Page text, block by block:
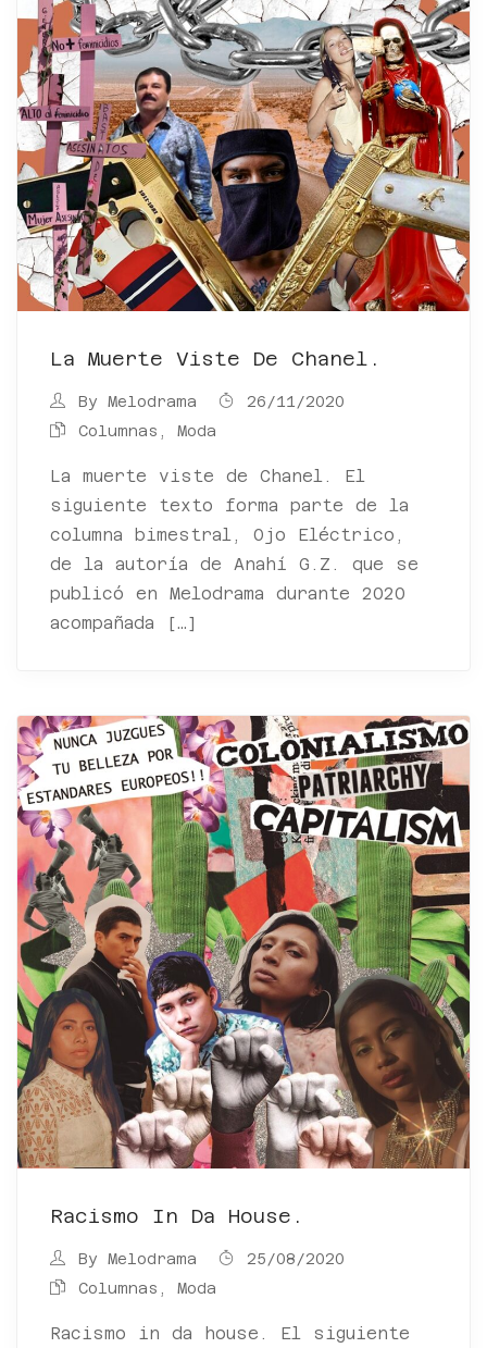
La Muerte Viste De Chanel.
By Melodrama
26/11/2020
Columnas , Moda
La muerte viste de Chanel. El
siguiente texto forma parte de la
columna bimestral, Ojo Eléctrico,
de la autoría de Anahí G.Z. que se
publicó en Melodrama durante 2020
acompañada […]
Racismo In Da House.
By Melodrama
25/08/2020
Columnas , Moda
Racismo in da house. El siguiente